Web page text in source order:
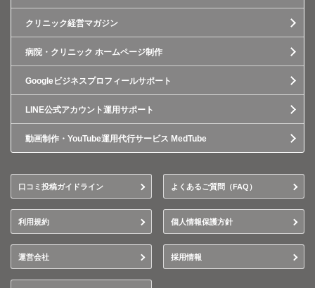
クリニック経営マガジン
病院・クリニック ホームページ制作
Googleビジネスプロフィールサポート
LINE公式アカウント運用サポート
動画制作・YouTube運用代行サービス MedTube
口コミ投稿ガイドライン よくあるご質問（FAQ）
利用規約 個人情報保護方針
運営会社 採用情報